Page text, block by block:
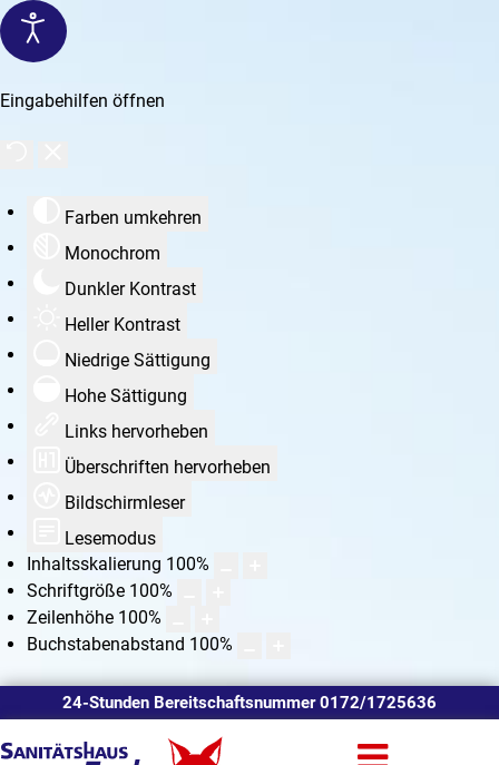
Eingabehilfen öffnen
Farben umkehren
Monochrom
Dunkler Kontrast
Heller Kontrast
Niedrige Sättigung
Hohe Sättigung
Links hervorheben
Überschriften hervorheben
Bildschirmleser
Lesemodus
Inhaltsskalierung 100%
Schriftgröße 100%
Zeilenhöhe 100%
Buchstabenabstand 100%
24-Stunden Bereitschaftsnummer 0172/1725636